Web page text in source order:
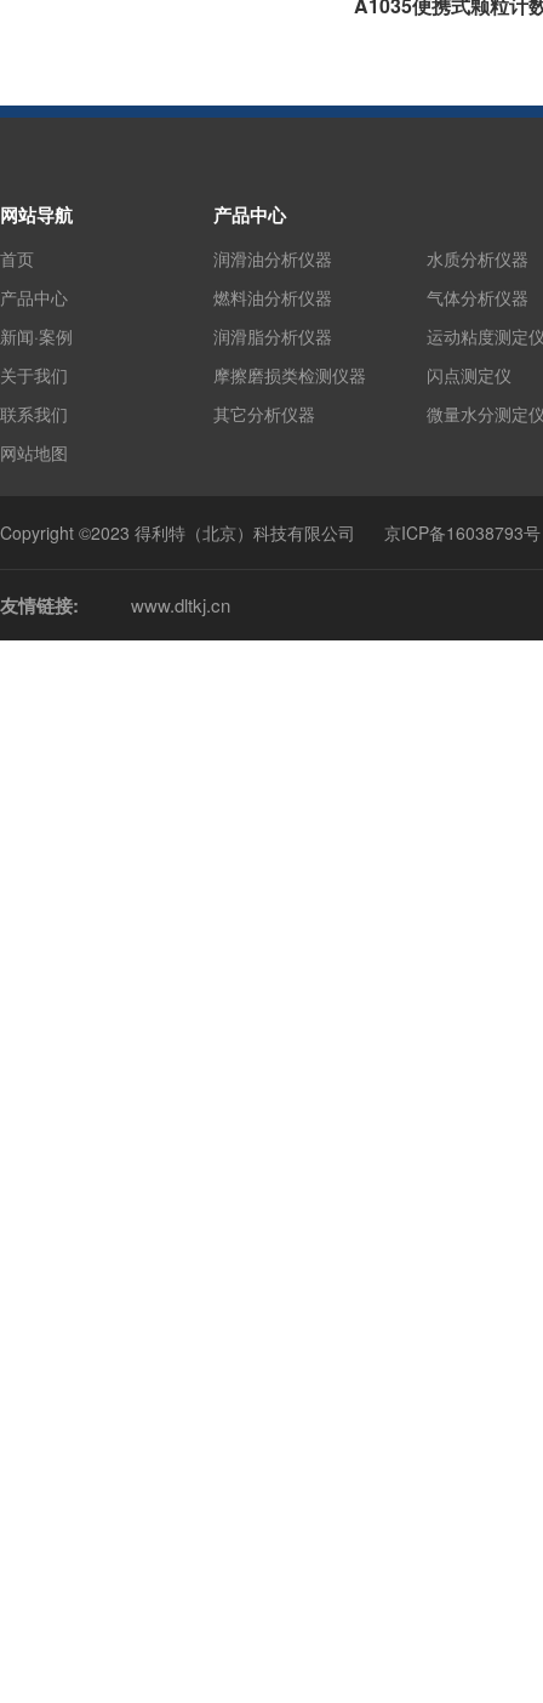
网站导航
首页
产品中心
新闻·案例
关于我们
联系我们
网站地图
产品中心
润滑油分析仪器
燃料油分析仪器
润滑脂分析仪器
摩擦磨损类检测仪器
其它分析仪器
水质分析仪器
气体分析仪器
运动粘度测定
闪点测定仪
微量水分测定
Copyright ©2023 得利特（北京）科技有限公司 京ICP备16038793号
友情链接: www.dltkj.cn